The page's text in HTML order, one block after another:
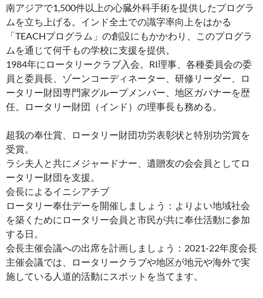
南アジアで1,500件以上の心臓外科手術を提供したプログラ
ムを立ち上げる。インド全土での識字率向上をはかる
「TEACHプログラム」の創設にもかかわり、このプログラ
ムを通じて何千もの学校に支援を提供。
1984年にロータリークラブ入会。RI理事、各種委員会の委
員と委員長、ゾーンコーディネーター、研修リーダー、ロ
ータリー財団専門家グループメンバー、地区ガバナーを歴
任。ロータリー財団（インド）の理事長も務める。
超我の奉仕賞、ロータリー財団功労表彰状と特別功労賞を
受賞。
ラシ夫人と共にメジャードナー、遺贈友の会会員としてロ
ータリー財団を支援。
会長によるイニシアチブ
ロータリー奉仕デーを開催しましょう：よりよい地域社会
を築くためにロータリー会員と市民が共に奉仕活動に参加
する日。
会長主催会議への出席を計画しましょう：2021-22年度会長
主催会議では、ロータリークラブや地区が地元や海外で実
施している人道的活動にスポットを当てます。